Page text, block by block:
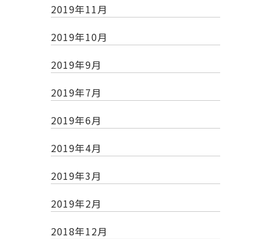
2019年11月
2019年10月
2019年9月
2019年7月
2019年6月
2019年4月
2019年3月
2019年2月
2018年12月